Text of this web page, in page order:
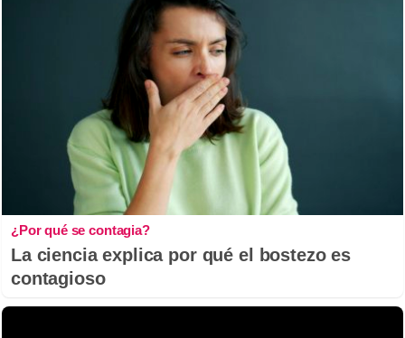
¿Por qué se contagia?
La ciencia explica por qué el bostezo es
contagioso